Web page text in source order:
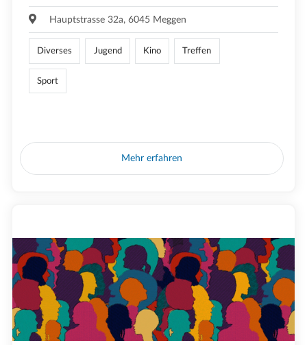
Hauptstrasse 32a, 6045 Meggen
Diverses Jugend Kino Treffen
Sport
Mehr erfahren